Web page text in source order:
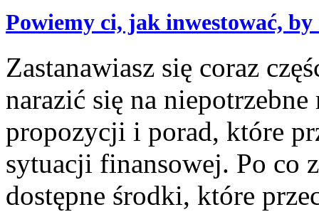
Powiemy ci, jak inwestować,
Zastanawiasz się coraz
narazić się na
propozycji i porad, które
sytuacji finansowej. Po co
dostępne środki, które